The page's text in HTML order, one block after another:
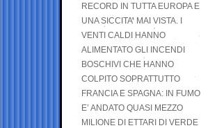
RECORD IN TUTTA EUROPA E
UNA SICCITA’ MAI VISTA. I
VENTI CALDI HANNO
ALIMENTATO GLI INCENDI
BOSCHIVI CHE HANNO
COLPITO SOPRATTUTTO
FRANCIA E SPAGNA: IN FUMO
E’ ANDATO QUASI MEZZO
MILIONE DI ETTARI DI VERDE